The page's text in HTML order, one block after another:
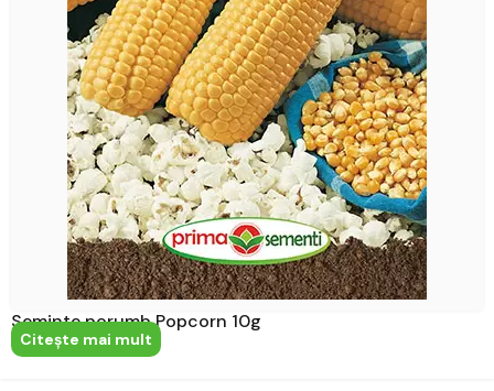
Seminte porumb Popcorn 10g
Citeşte mai mult